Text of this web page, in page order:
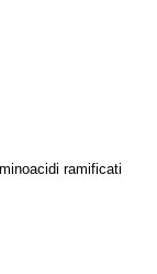
ramificati